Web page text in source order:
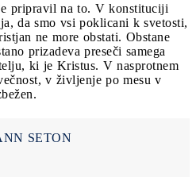
pripravil na to. V konstituciji
da smo vsi poklicani k svetosti,
ne more obstati. Obstane
prizadeva preseči samega
ki je Kristus. V nasprotnem
v življenje po mesu v